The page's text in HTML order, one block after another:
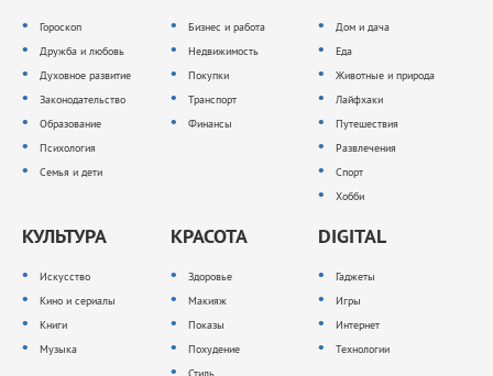
Гороскоп
Дружба и любовь
Духовное развитие
Законодательство
Образование
Психология
Семья и дети
Бизнес и работа
Недвижимость
Покупки
Транспорт
Финансы
Дом и дача
Еда
Животные и природа
Лайфхаки
Путешествия
Развлечения
Спорт
Хобби
КУЛЬТУРА
Искусство
Кино и сериалы
Книги
Музыка
КРАСОТА
Здоровье
Макияж
Показы
Похудение
Стиль
DIGITAL
Гаджеты
Игры
Интернет
Технологии